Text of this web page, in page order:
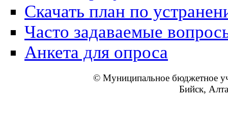
Скачать план по
Часто задаваемые
Анкета для опроса
© Муниципальное бюджетное
Бийск,